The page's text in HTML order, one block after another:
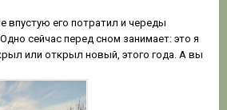
впустую его потратил и череды
сейчас перед сном занимает: это я
или открыл новый, этого года. А вы